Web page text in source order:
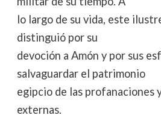
lo largo de su vida, este
distinguió por su
devoción a Amón y por sus
salvaguardar el patrimonio
egipcio de las profanaciones
externas.